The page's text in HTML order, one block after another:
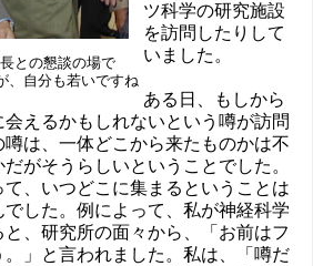
との懇談の場で
、自分も若いですね
ツ科学の研究施設
を訪問したりして
いました。
ある日、もしから
えるかもしれないという噂が訪問
は、一体どこから来たものかは不
がそうらしいということでした。
て、いつどこに集まるということは
した。例によって、私が神経科学
、研究所の面々から、「お前はフ
。」と言われました。私は、「噂だ